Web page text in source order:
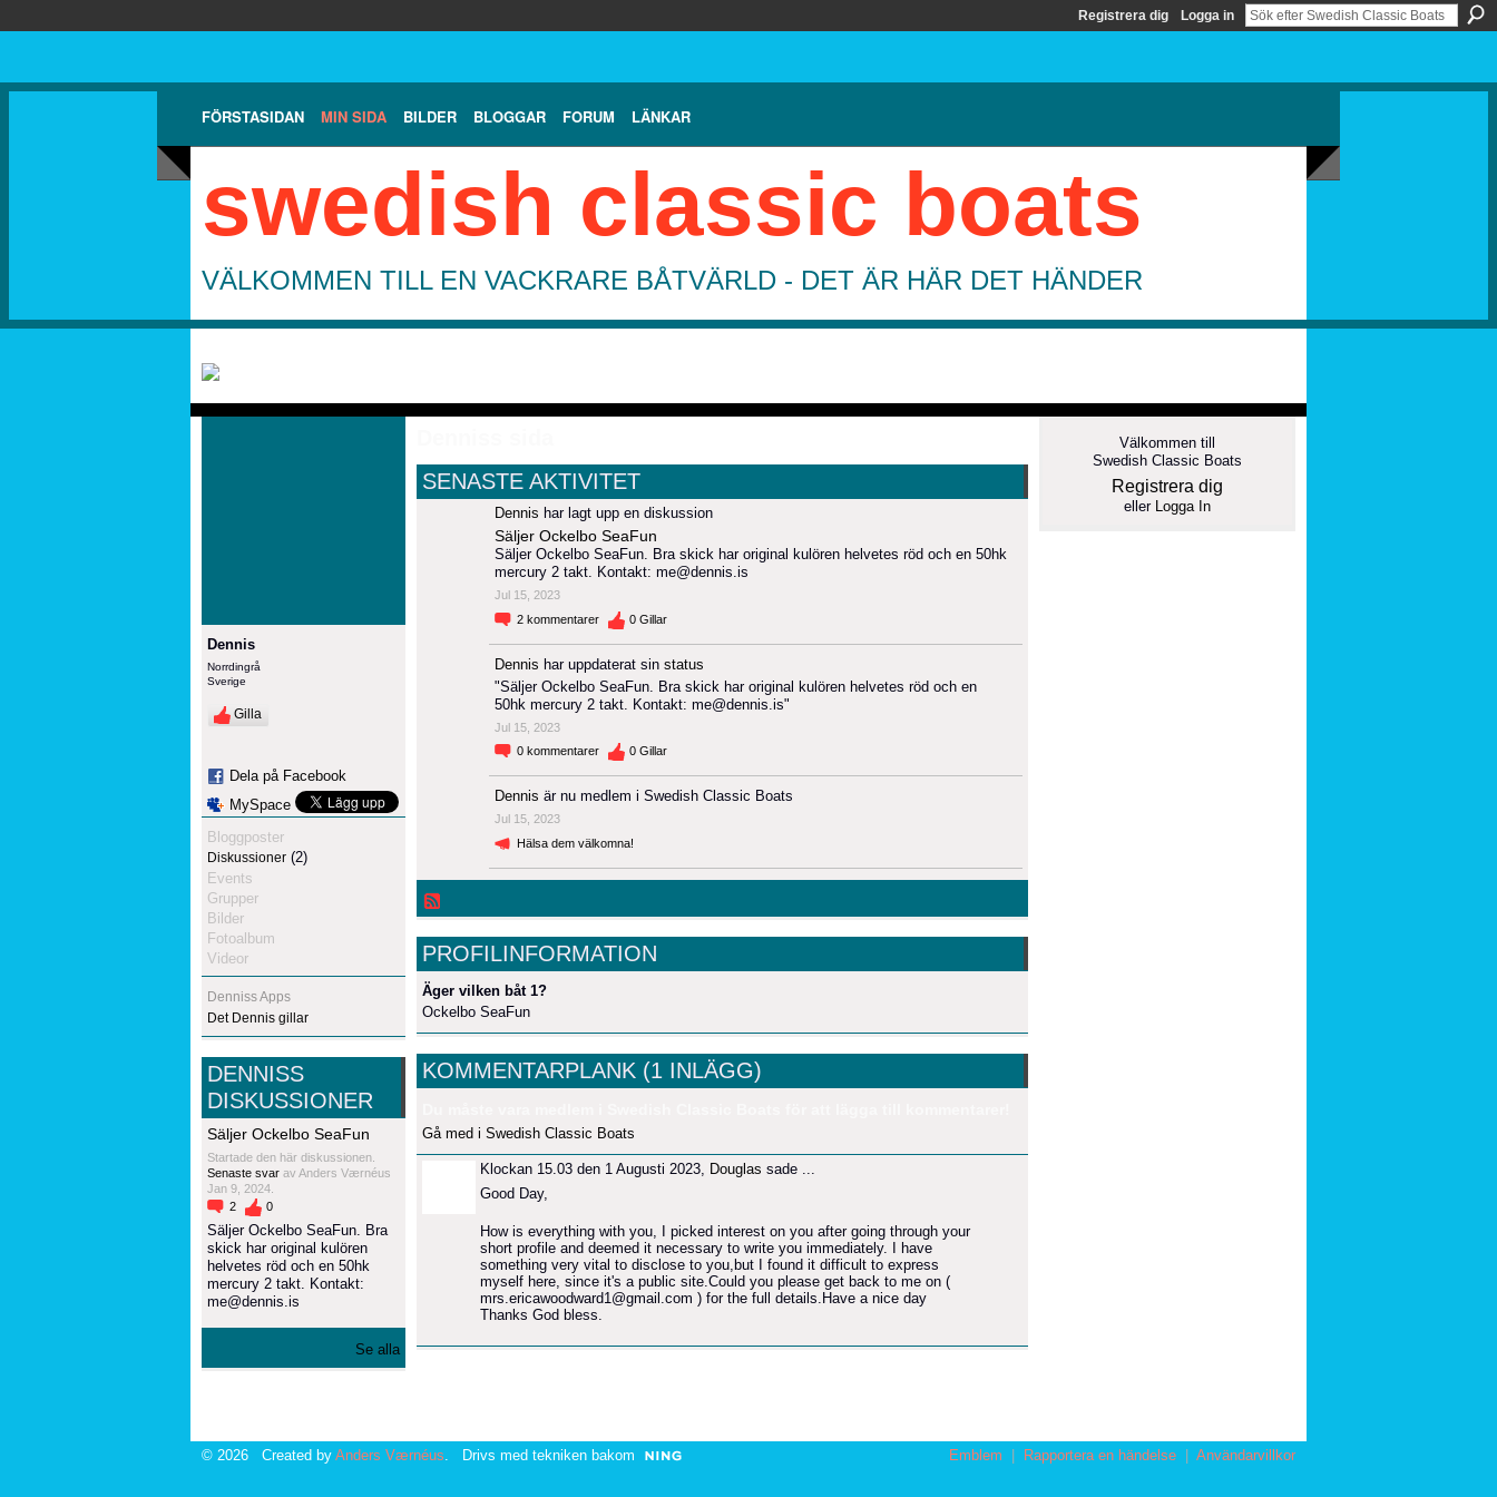
Registrera dig Logga in
FÖRSTASIDAN MIN SIDA BILDER BLOGGAR FORUM LÄNKAR
swedish classic boats
VÄLKOMMEN TILL EN VACKRARE BÅTVÄRLD - DET ÄR HÄR DET HÄNDER
Dennis
Norrdingrå
Sverige
Gilla
Dela på Facebook
MySpace
Bloggposter
Diskussioner (2)
Events
Grupper
Bilder
Fotoalbum
Videor
Denniss Apps
Det Dennis gillar
DENNISS
DISKUSSIONER
Säljer Ockelbo SeaFun
Startade den här diskussionen.
Senaste svar av Anders Værnéus
Jan 9, 2024.
2
0
Säljer Ockelbo SeaFun. Bra
skick har original kulören
helvetes röd och en 50hk
mercury 2 takt. Kontakt:
me@dennis.is
Se alla
SENASTE AKTIVITET
Dennis har lagt upp en diskussion
Säljer Ockelbo SeaFun
Säljer Ockelbo SeaFun. Bra skick har original kulören helvetes röd och en 50hk
mercury 2 takt. Kontakt: me@dennis.is
Jul 15, 2023
2 kommentarer 0 Gillar
Dennis har uppdaterat sin status
"Säljer Ockelbo SeaFun. Bra skick har original kulören helvetes röd och en
50hk mercury 2 takt. Kontakt: me@dennis.is"
Jul 15, 2023
0 kommentarer 0 Gillar
Dennis är nu medlem i Swedish Classic Boats
Jul 15, 2023
Hälsa dem välkomna!
PROFILINFORMATION
Äger vilken båt 1?
Ockelbo SeaFun
KOMMENTARPLANK (1 INLÄGG)
Gå med i Swedish Classic Boats
Klockan 15.03 den 1 Augusti 2023, Douglas sade ...
Good Day,
How is everything with you, I picked interest on you after going through your
short profile and deemed it necessary to write you immediately. I have
something very vital to disclose to you,but I found it difficult to express
myself here, since it's a public site.Could you please get back to me on (
mrs.ericawoodward1@gmail.com ) for the full details.Have a nice day
Thanks God bless.
Välkommen till
Swedish Classic Boats
Registrera dig
eller Logga In
© 2026 Created by Anders Værnéus. Drivs med tekniken bakom Emblem Rapportera en händelse Användarvillkor